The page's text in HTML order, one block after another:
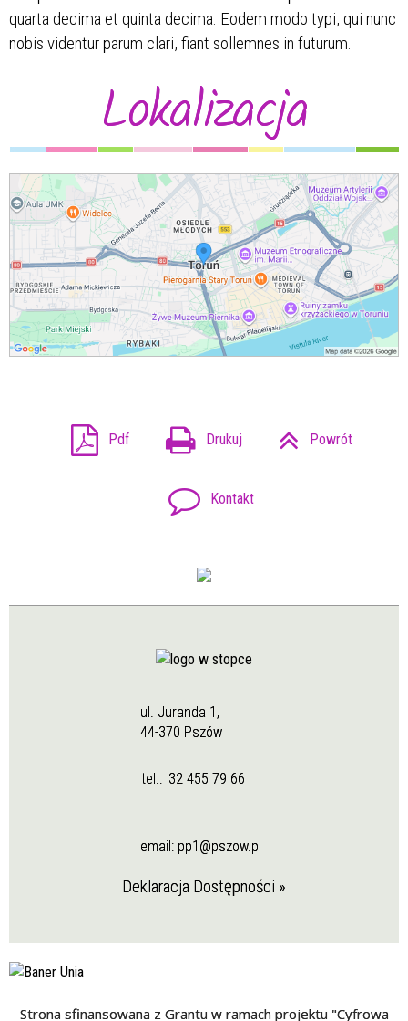
quarta decima et quinta decima. Eodem modo typi, qui nunc
nobis videntur parum clari, fiant sollemnes in futurum.
Lokalizacja
Pdf Drukuj Powrót
Kontakt
ul. Juranda 1,
44-370 Pszów
tel.: 32 455 79 66
email: pp1@pszow.pl
Deklaracja Dostępności »
Strona sfinansowana z Grantu w ramach projektu "Cyfrowa